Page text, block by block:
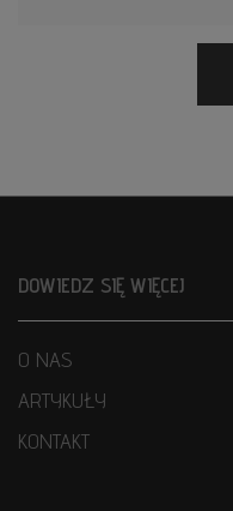
DOWIEDZ SIĘ WIĘCEJ
O NAS
ARTYKUŁY
KONTAKT